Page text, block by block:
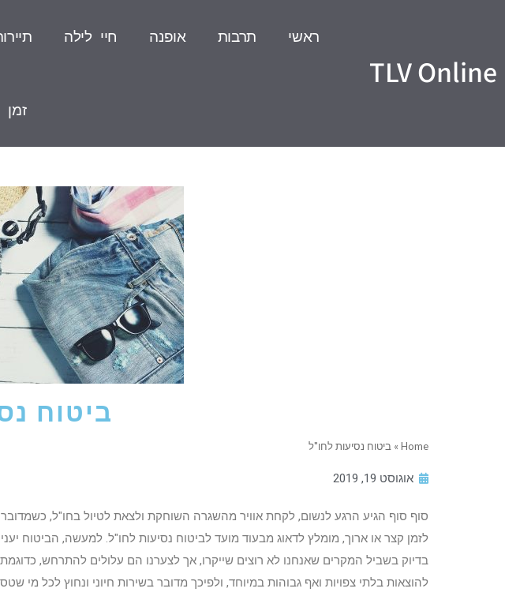
TLV Online
ראשי תרבות אופנה חיי לילה
זמן
ביטוח
Home
» ביטוח נסיעות לחו"ל
אוגוסט 19, 2019
סוף סוף הגיע הרגע לנשום, לקחת אוויר מהשגרה השוחקת ולצאת לטיול בחו"ל,
לזמן קצר או ארוך, מומלץ לדאוג מבעוד מועד לביטוח נסיעות לחו"ל. למעשה, הביטוח
בדיוק בשביל המקרים שאנחנו לא רוצים שייקרו, אך לצערנו הם עלולים להתרחש,
להוצאות בלתי צפויות ואף גבוהות במיוחד, ולפיכך מדובר בשירות חיוני ונחוץ לכל מי